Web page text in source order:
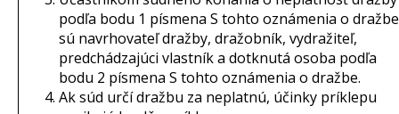
podľa bodu 1 písmena S tohto oznámenia o dražbe
sú navrhovateľ dražby, dražobník, vydražiteľ,
predchádzajúci vlastník a dotknutá osoba podľa
bodu 2 písmena S tohto oznámenia o dražbe.
Ak súd určí dražbu za neplatnú, účinky príklepu